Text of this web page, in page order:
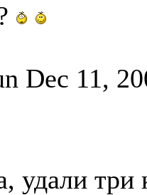
Dec 11,
удали три